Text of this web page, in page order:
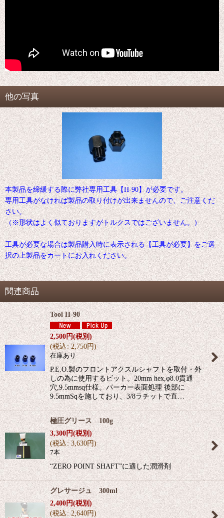
他の写真
本製品を締緩する際に弊社専用工具【H-90】が必要です。
専用工具がなければ製品の取り付けが出来ませんので、ご注意くだ
さい。
（※形状はよく似ておりますがトルクスではございません。）
工具が必要な場合は製品購入時に表示される【工具が必要】をご選
択の上製品をカートにお入れください。
関連商品
Tool H-90
2,500円(税別)
(税込: 2,750円)
在庫あり
P.E.O.製のフロントアクスルシャフトを取付・外
しの為に使用するビット。20mm hex,φ8.0貫通
穴,9.5mmsq仕様。パーカー表面処理 後部に
9.5mmSqを施しており、3/8ラチットで直…
極圧グリース 100g
3,300円(税別)
(税込: 3,630円)
7本
“ZERO POINT SHAFT”に適した潤滑剤
グレサージュ 300ml
2,400円(税別)
(税込: 2,640円)